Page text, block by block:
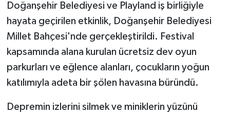
Doğanşehir Belediyesi ve Playland iş birliğiyle
hayata geçirilen etkinlik, Doğanşehir Belediyesi
Millet Bahçesi'nde gerçekleştirildi. Festival
kapsamında alana kurulan ücretsiz dev oyun
parkurları ve eğlence alanları, çocukların yoğun
katılımıyla adeta bir şölen havasına büründü.
Depremin izlerini silmek ve miniklerin yüzünü